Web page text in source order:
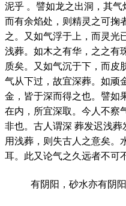
泥乎 。譬如龙之出洞，其
而有余焰处，则精灵之可掬
之。又如气浮于上，而灵光
浅葬。如木之有华，之之有
质矣。又如气沉于下，而皮
气从下过，故宜深葬。如顽
金，皆于深而得之也。譬如
在内，所宜深取。今人不察
非也。古人谓深 葬发迟浅
用浅葬，则失古人之意矣。
耳。此又论气之久远者不可
有阴阳，砂水亦有阴